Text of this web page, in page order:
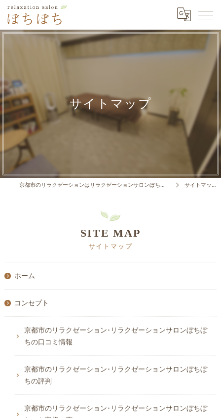
サイトマップ
京都市のリラクゼーションはリラクゼーションサロンぼちぼち サイトマップ
サイトマップ
SITE MAP
ホーム
コンセプト
京都市のリラクゼーション･リラクゼーションサロンぼちぼ
ちの口コミ情報
京都市のリラクゼーション･リラクゼーションサロンぼちぼ
ちの評判
京都市のリラクゼーション･リラクゼーションサロンぼちぼ